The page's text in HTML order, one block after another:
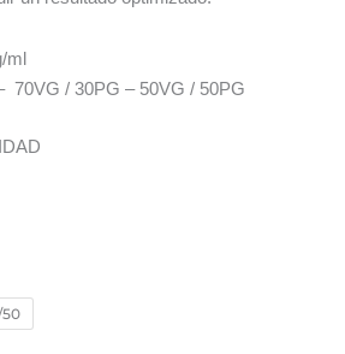
ml
70VG / 30PG – 50VG / 50PG